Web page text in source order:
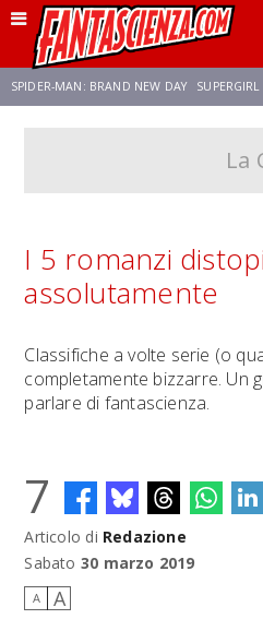
SPIDER-MAN: BRAND NEW DAY SUPERGIRL
STAR
La
I 5 romanzi
assolutamente
Classifiche a volte serie (o
completamente bizzarre. Un
parlare di fantascienza.
7
Articolo di Redazione
Sabato 30 marzo 2019
A A